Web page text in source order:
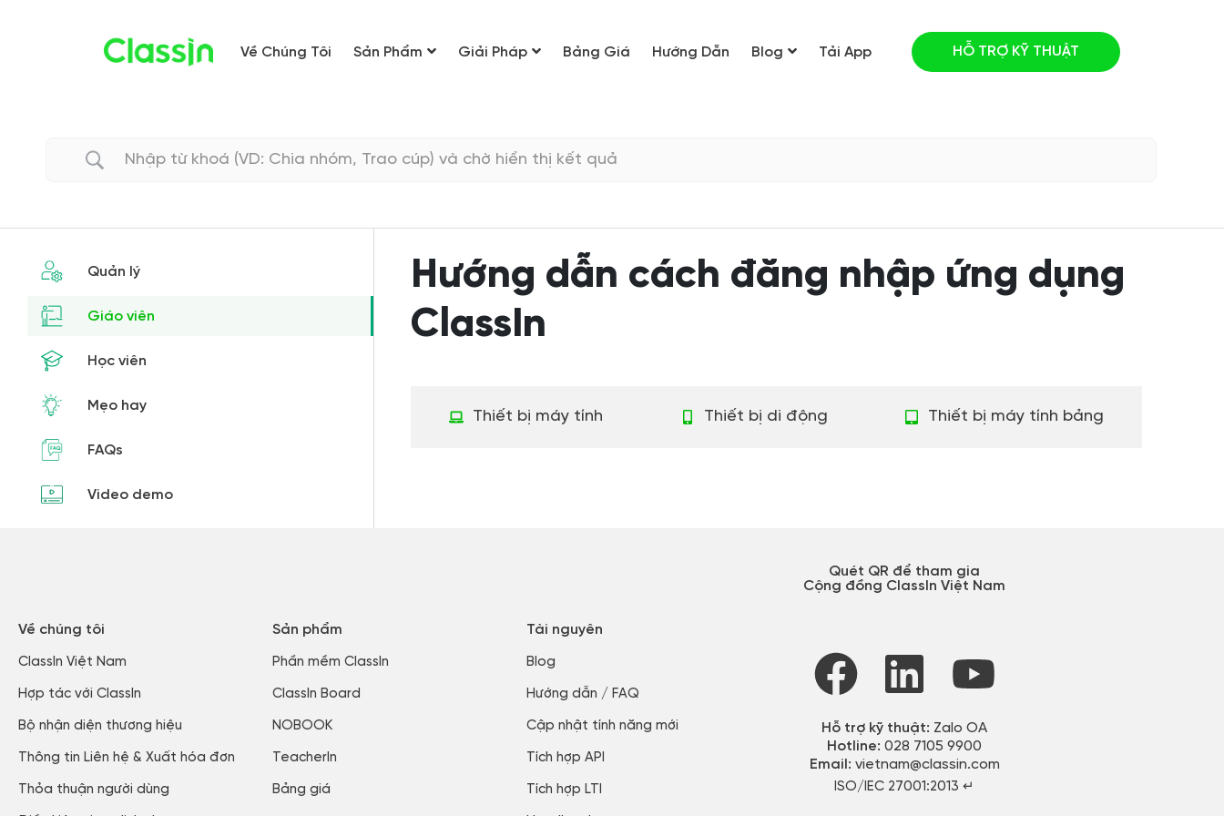
Về Chúng Tôi Sản Phẩm Giải Pháp Bảng Giá Hướng Dẫn Blog Tải App HỖ TRỢ KỸ THUẬT
Quản lý
Giáo viên
Học viên
Mẹo hay
FAQs
Video demo
Hướng dẫn cách đăng nhập ứng dụng
ClassIn
Thiết bị máy tính Thiết bị di động Thiết bị máy tính bảng
Về chúng tôi
ClassIn Việt Nam​
Hợp tác với ClassIn
Bộ nhận diện thương hiệu
Thông tin Liên hệ & Xuất hóa đơn​
Thỏa thuận người dùng​
Sản phẩm
Phần mềm ClassIn
ClassIn Board
NOBOOK
TeacherIn
Bảng giá
Tài nguyên
Blog​
Hướng dẫn / FAQ​
Cập nhật tính năng mới​
Tích hợp API​
Tích hợp LTI
Quét QR để tham gia
Cộng đồng ClassIn Việt Nam
Hỗ trợ kỹ thuật: Zalo OA
Hotline:028 7105 9900
Email: vietnam@classin.com
ISO/IEC 27001:2013 ↵​